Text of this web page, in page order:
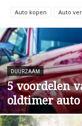
Auto kopen Auto
DUURZAAM
5 voordelen
oldtimer auto